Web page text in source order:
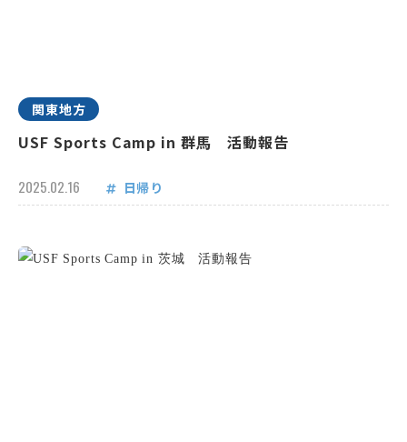
関東地方
USF Sports Camp in 群馬 活動報告
2025.02.16 日帰り